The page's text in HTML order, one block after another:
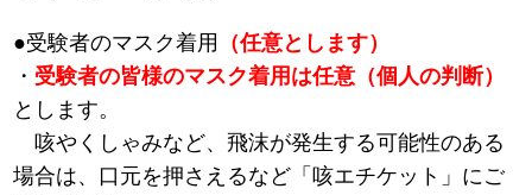
●受験者のマスク着用
（任意とします）
・ 受験者の皆様のマスク着用は任意（個人の判断）
とします。
咳やくしゃみなど、飛沫が発生する可能性のある
場合は、口元を押さえるなど「咳エチケット」にご